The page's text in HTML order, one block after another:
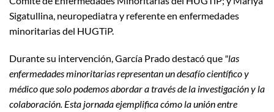
Sigatullina, neuropediatra y referente en enfermedades
minoritarias del HUGTiP.
Durante su intervención, García Prado destacó que "las
enfermedades minoritarias representan un desafío científico y
médico que solo podemos abordar a través de la investigación y la
colaboración. Esta jornada ejemplifica cómo la unión entre